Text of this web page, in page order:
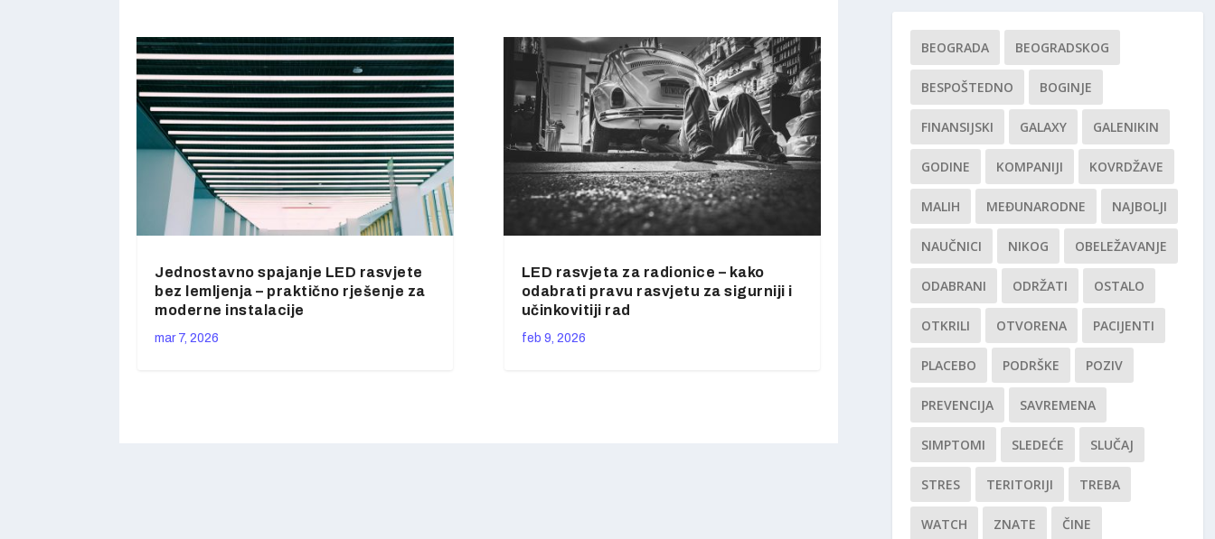
Jednostavno spajanje LED rasvjete
bez lemljenja – praktično rješenje za
moderne instalacije
mar 7, 2026
LED rasvjeta za radionice – kako
odabrati pravu rasvjetu za sigurniji i
učinkovitiji rad
feb 9, 2026
BEOGRADA BEOGRADSKOG
BESPOŠTEDNO BOGINJE
FINANSIJSKI GALAXY GALENIKIN
GODINE KOMPANIJI KOVRDŽAVE
MALIH MEĐUNARODNE NAJBOLJI
NAUČNICI NIKOG OBELEŽAVANJE
ODABRANI ODRŽATI OSTALO
OTKRILI OTVORENA PACIJENTI
PLACEBO PODRŠKE POZIV
PREVENCIJA SAVREMENA
SIMPTOMI SLEDEĆE SLUČAJ
STRES TERITORIJI TREBA
WATCH ZNATE ČINE